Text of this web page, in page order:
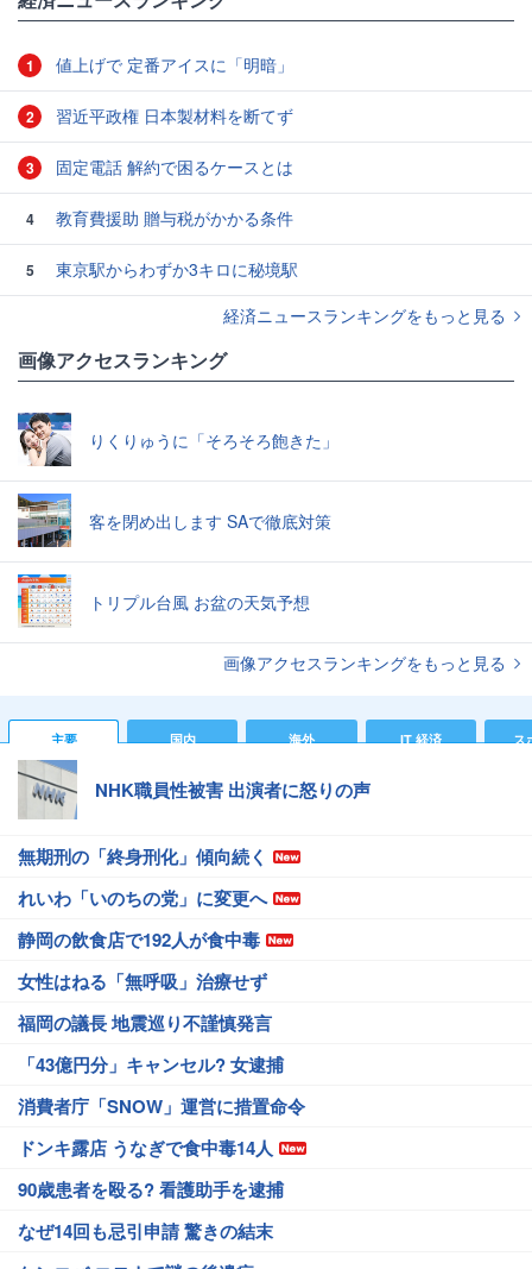
1 値上げで 定番アイスに「明暗」
2 習近平政権 日本製材料を断てず
3 固定電話 解約で困るケースとは
4 教育費援助 贈与税がかかる条件
5
東京駅からわずか3キロに秘境駅
経済ニュースランキングをもっと見る
画像アクセスランキング
りくりゅうに「そろそろ飽きた」
客を閉め出します SAで徹底対策
トリプル台風 お盆の天気予想
画像アクセスランキングをもっと見る
主要 国内 海外 IT 経済 ス
NHK職員性被害 出演者に怒りの声
無期刑の「終身刑化」傾向続く
れいわ「いのちの党」に変更へ
静岡の飲食店で192人が食中毒
女性はねる「無呼吸」治療せず
福岡の議長 地震巡り不謹慎発言
「43億円分」キャンセル? 女逮捕
消費者庁「SNOW」運営に措置命令
ドンキ露店 うなぎで食中毒14人
90歳患者を殴る? 看護助手を逮捕
なぜ14回も忌引申請 驚きの結末